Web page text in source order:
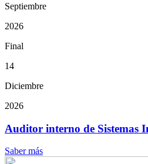
Septiembre
2026
Final
14
Diciembre
2026
Auditor interno de Sistemas
Saber más